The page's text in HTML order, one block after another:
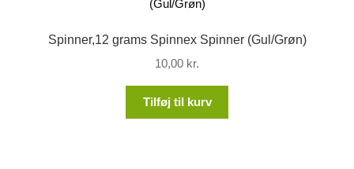
Spinner,12 grams Spinnex Spinner (Gul/Grøn)
10,00 kr.
Tilføj til kurv